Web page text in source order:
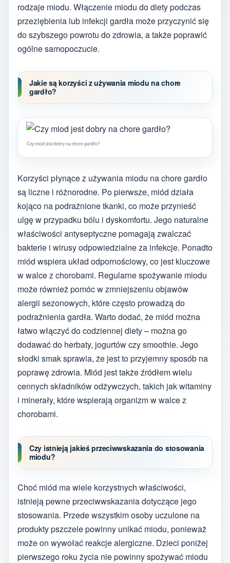
rodzaje miodu. Włączenie miodu do diety podczas
przeziębienia lub infekcji gardła może przyczynić się
do szybszego powrotu do zdrowia, a także poprawić
ogólne samopoczucie.
Jakie są korzyści z używania miodu na chore
gardło?
Czy miod jest dobry na chore gardło?
Korzyści płynące z używania miodu na chore gardło
są liczne i różnorodne. Po pierwsze, miód działa
kojąco na podrażnione tkanki, co może przynieść
ulgę w przypadku bólu i dyskomfortu. Jego naturalne
właściwości antyseptyczne pomagają zwalczać
bakterie i wirusy odpowiedzialne za infekcje. Ponadto
miód wspiera układ odpornościowy, co jest kluczowe
w walce z chorobami. Regularne spożywanie miodu
może również pomóc w zmniejszeniu objawów
alergii sezonowych, które często prowadzą do
podrażnienia gardła. Warto dodać, że miód można
łatwo włączyć do codziennej diety – można go
dodawać do herbaty, jogurtów czy smoothie. Jego
słodki smak sprawia, że jest to przyjemny sposób na
poprawę zdrowia. Miód jest także źródłem wielu
cennych składników odżywczych, takich jak witaminy
i minerały, które wspierają organizm w walce z
chorobami.
Czy istnieją jakieś przeciwwskazania do stosowania
miodu?
Choć miód ma wiele korzystnych właściwości,
istnieją pewne przeciwwskazania dotyczące jego
stosowania. Przede wszystkim osoby uczulone na
produkty pszczele powinny unikać miodu, ponieważ
może on wywołać reakcje alergiczne. Dzieci poniżej
pierwszego roku życia nie powinny spożywać miodu